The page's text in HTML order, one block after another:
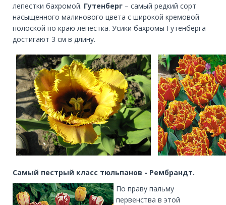
лепестки бахромой. Гутенберг – самый редкий сорт
насыщенного малинового цвета с широкой кремовой
полоской по краю лепестка. Усики бахромы Гутенберга
достигают 3 см в длину.
Самый пестрый класс тюльпанов - Рембрандт.
По праву пальму
первенства в этой